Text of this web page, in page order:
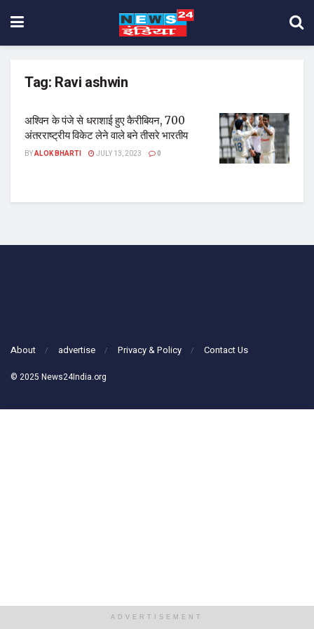
Tag: Ravi ashwin
अश्विन के पंजे से धराशाई हुए कैरीबियन, 700
अंतरराष्ट्रीय विकेट लेने वाले बने तीसरे भारतीय
BYALOK BHARTI JULY 13, 2023 0
About advertise Privacy & Policy Contact Us
© 2025 News24India.org
ADVERTISEMENT